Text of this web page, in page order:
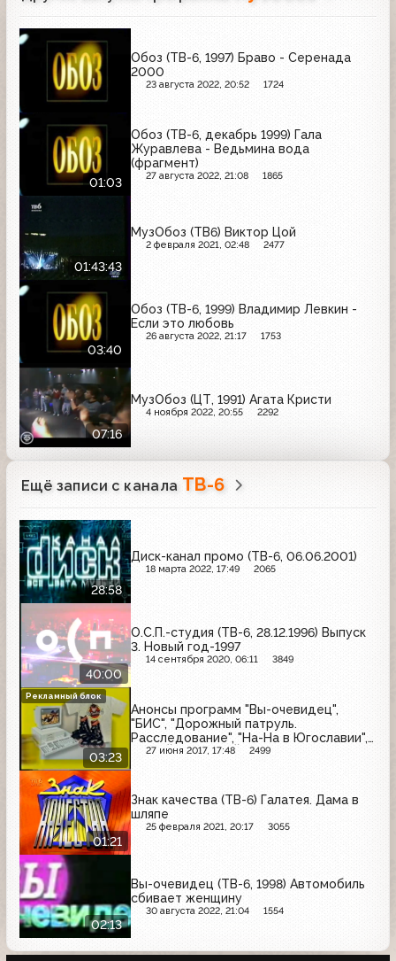
Обоз (ТВ-6, 1997) Браво - Серенада
2000
23 августа 2022, 20:52 1724
01:03
Обоз (ТВ-6, декабрь 1999) Гала
Журавлева - Ведьмина вода
(фрагмент)
27 августа 2022, 21:08 1865
01:43:43
МузОбоз (ТВ6) Виктор Цой
2 февраля 2021, 02:48 2477
03:40
Обоз (ТВ-6, 1999) Владимир Левкин -
Если это любовь
26 августа 2022, 21:17 1753
07:16
МузОбоз (ЦТ, 1991) Агата Кристи
4 ноября 2022, 20:55 2292
Ещё записи с канала ТВ-6
28:58
Диск-канал промо (ТВ-6, 06.06.2001)
18 марта 2022, 17:49 2065
40:00
О.С.П.-студия (ТВ-6, 28.12.1996) Выпуск
3. Новый год-1997
14 сентября 2020, 06:11 3849
03:23
Анонсы программ "Вы-очевидец",
"БИС", "Дорожный патруль.
Расследование", "На-На в Югославии",
"Нью-Йорк, Нью-Йорк" и реклама (ТВ-6,
27 июня 2017, 17:48 2499
Рекламный блок
01:21
Знак качества (ТВ-6) Галатея. Дама в
шляпе
25 февраля 2021, 20:17 3055
02:13
Вы-очевидец (ТВ-6, 1998) Автомобиль
сбивает женщину
30 августа 2022, 21:04 1554